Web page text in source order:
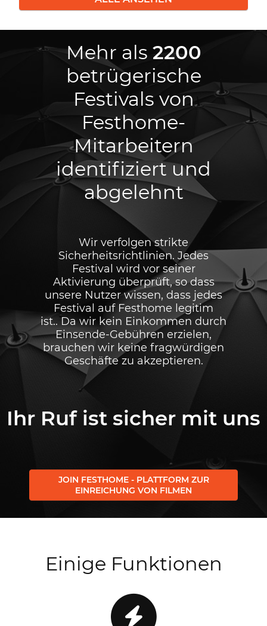
Mehr als 2200
betrügerische
Festivals von
Festhome-
Mitarbeitern
identifiziert und
abgelehnt
Wir verfolgen strikte
Sicherheitsrichtlinien. Jedes
Festival wird vor seiner
Aktivierung überprüft, so dass
unsere Nutzer wissen, dass jedes
Festival auf Festhome legitim
ist.. Da wir kein Einkommen durch
Einsende-Gebühren erzielen,
brauchen wir keine fragwürdigen
Geschäfte zu akzeptieren.
Ihr Ruf ist sicher mit uns
JOIN FESTHOME - PLATTFORM ZUR
EINREICHUNG VON FILMEN
Einige Funktionen